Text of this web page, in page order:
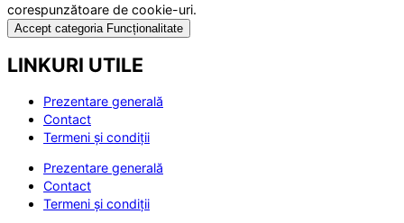
corespunzătoare de cookie-uri.
Accept categoria Funcționalitate
LINKURI UTILE
Prezentare generală
Contact
Termeni și condiții
Prezentare generală
Contact
Termeni și condiții